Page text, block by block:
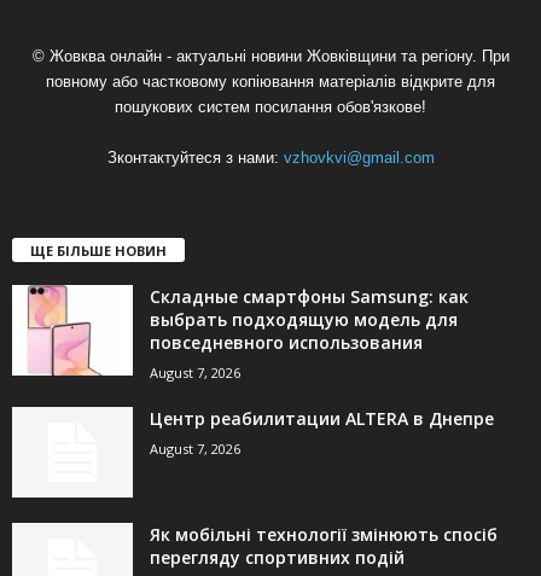
© Жовква онлайн - актуальні новини Жовківщини та регіону. При
повному або частковому копіювання матеріалів відкрите для
пошукових систем посилання обов'язкове!
Зконтактуйтеся з нами: vzhovkvi@gmail.com
ЩЕ БІЛЬШЕ НОВИН
Складные смартфоны Samsung: как
выбрать подходящую модель для
повседневного использования
August 7, 2026
Центр реабилитации ALTERA в Днепре
August 7, 2026
Як мобільні технології змінюють спосіб
перегляду спортивних подій